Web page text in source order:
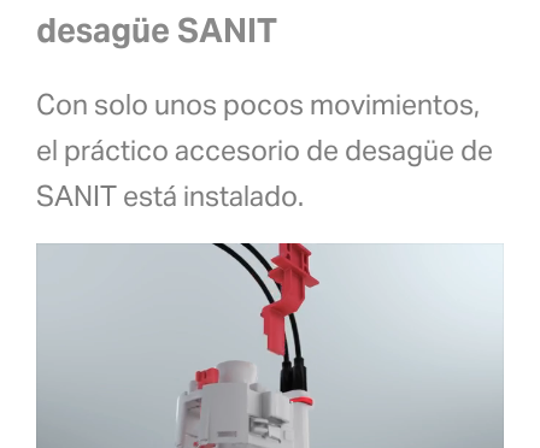
desagüe SANIT
Con solo unos pocos movimientos,
el práctico accesorio de desagüe de
SANIT está instalado.